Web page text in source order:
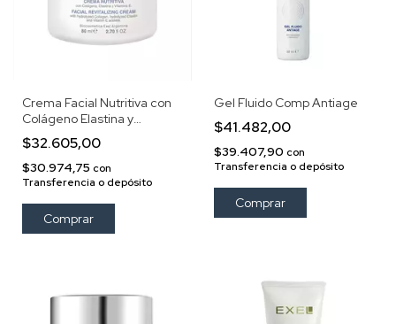
Crema Facial Nutritiva con
Colágeno Elastina y
Vitamina E
$32.605,00
$30.974,75 con
Transferencia o depósito
Gel Fluido Comp Antiage
$41.482,00
$39.407,90 con
Transferencia o depósito